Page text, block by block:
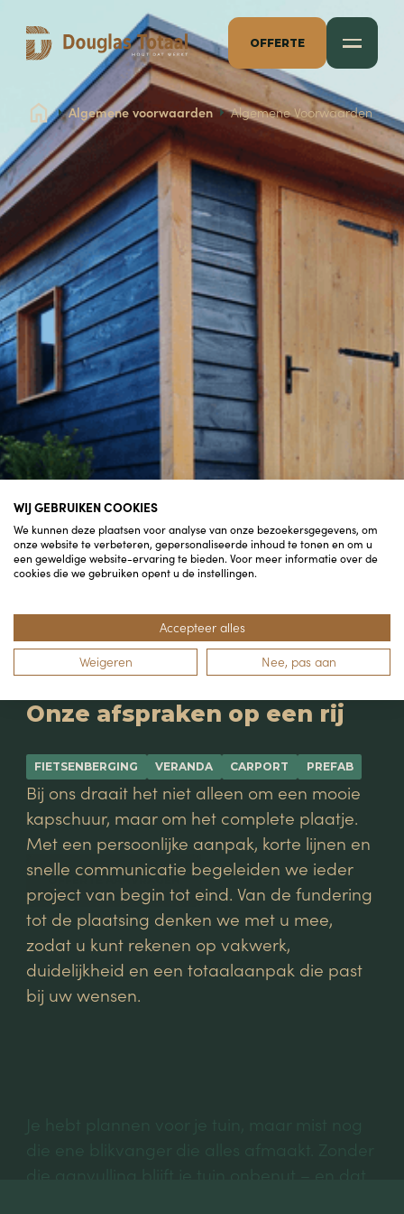
OFFERTE
Algemene voorwaarden Algemene Voorwaarden
ALGEMENE
VOORWAARDEN
Onze afspraken op een rij
FIETSENBERGING VERANDA CARPORT PREFAB
Bij ons draait het niet alleen om een mooie
kapschuur, maar om het complete plaatje.
Met een persoonlijke aanpak, korte lijnen en
snelle communicatie begeleiden we ieder
project van begin tot eind. Van de fundering
tot de plaatsing denken we met u mee,
zodat u kunt rekenen op vakwerk,
duidelijkheid en een totaalaanpak die past
bij uw wensen.
Je hebt plannen voor je tuin, maar mist nog
die ene blikvanger die alles afmaakt. Zonder
die aanvulling blijft je tuin onbenut – en dat
DOUGLAS
TOTAAL
OFFERTE AANVRAGEN
Kryptonstraat 24, 7463 PA Rijssen
INFO@DOUGLASTOTAAL.NL
2025 © Alle rechten voorbehouden
DOUGLAS TOTAAL
PRIVACYBELEID
WIJ GEBRUIKEN COOKIES
We kunnen deze plaatsen voor analyse van onze bezoekersgegevens, om
onze website te verbeteren, gepersonaliseerde inhoud te tonen en om u
een geweldige website-ervaring te bieden. Voor meer informatie over de
cookies die we gebruiken opent u de instellingen.
Accepteer alles
Weigeren
Nee, pas aan